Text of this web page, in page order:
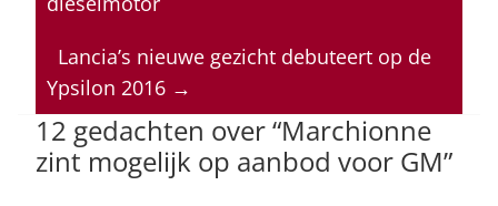
p
p
o
o
k
n s
Lancia’s nieuwe gezicht debuteert op de
Ypsilon 2016 →
12 gedachten over “Marchionne
zint mogelijk op aanbod voor GM”